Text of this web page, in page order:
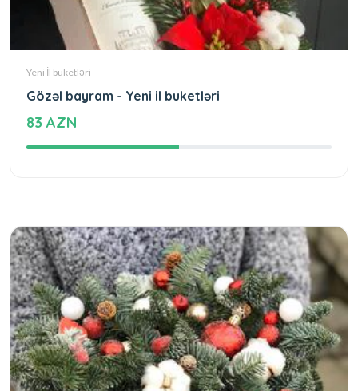
Yeni İl buketləri
Gözəl bayram - Yeni il buketləri
83 AZN